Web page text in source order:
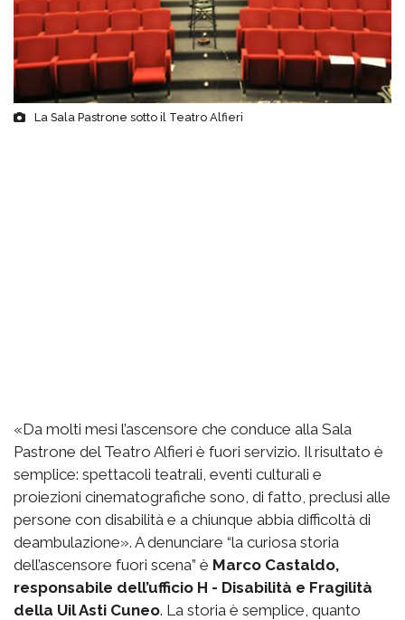
La Sala Pastrone sotto il Teatro Alfieri
«Da molti mesi l’ascensore che conduce alla Sala
Pastrone del Teatro Alfieri è fuori servizio. Il risultato è
semplice: spettacoli teatrali, eventi culturali e
proiezioni cinematografiche sono, di fatto, preclusi alle
persone con disabilità e a chiunque abbia difficoltà di
deambulazione». A denunciare “la curiosa storia
dell’ascensore fuori scena” è Marco Castaldo,
responsabile dell’ufficio H - Disabilità e Fragilità
della Uil Asti Cuneo. La storia è semplice, quanto